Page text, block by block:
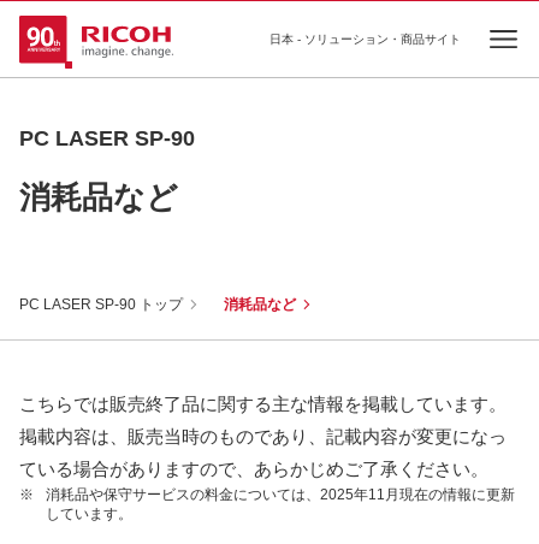
日本 - ソリューション・商品サイト
PC LASER SP-90
消耗品など
PC LASER SP-90 トップ 消耗品など
こちらでは販売終了品に関する主な情報を掲載しています。
掲載内容は、販売当時のものであり、記載内容が変更になっ
ている場合がありますので、あらかじめご了承ください。
※
消耗品や保守サービスの料金については、2025年11月現在の情報に更新
しています。